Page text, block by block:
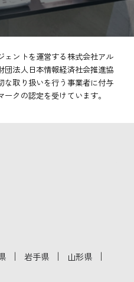
ェントを運営する株式会社アル
団法人日本情報経済社会推進協
な取り扱いを行う事業者に付与
クの認定を受けています。
｜ 岩手県 ｜ 山形県 ｜